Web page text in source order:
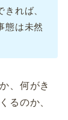
れば、
態は未然
、何がき
るのか、